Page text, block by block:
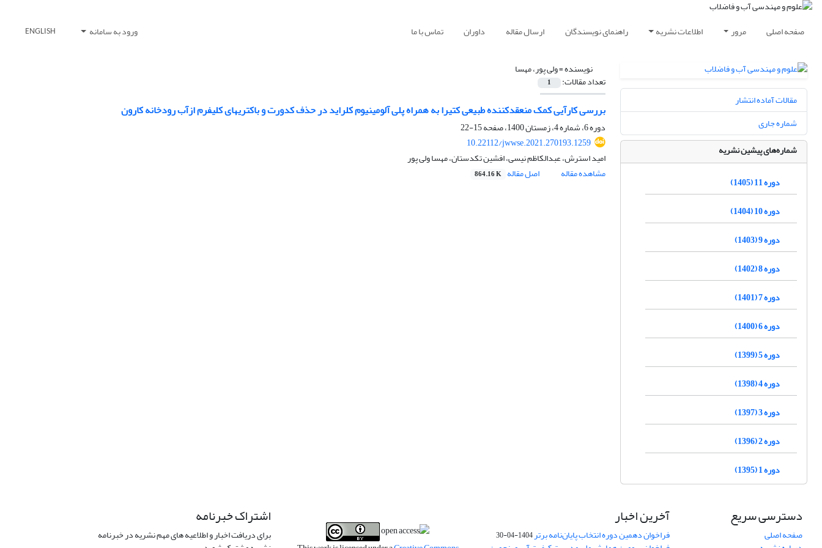
صفحه اصلی مرور اطلاعات نشریه راهنمای نویسندگان ارسال مقاله داوران تماس با ما ورود به سامانه ENGLISH
نویسنده =ولی پور، مهسا
تعداد مقالات: 1
بررسی کارآیی کمک منعقدکننده طبیعی کتیرا به همراه پلی آلومینیوم کلراید در حذف کدورت و باکتری‎های کلیفرم ازآب رودخانه کارون
دوره 6، شماره 4، زمستان 1400، صفحه
15-22
10.22112/jwwse.2021.270193.1259
امید استرش، عبدالکاظم نیسی، افشین تکدستان، مهسا ولی پور
مشاهده مقاله
اصل مقاله 864.16 K
مقالات آماده انتشار
شماره جاری
شماره‌های پیشین نشریه
دوره 11 (1405)
دوره 10 (1404)
دوره 9 (1403)
دوره 8 (1402)
دوره 7 (1401)
دوره 6 (1400)
دوره 5 (1399)
دوره 4 (1398)
دوره 3 (1397)
دوره 2 (1396)
دوره 1 (1395)
دسترسی سریع
صفحه اصلی
آخرین اخبار
فراخوان دهمین دوره انتخاب پایان‌نامه برتر1404-04-30
اشتراک خبرنامه
برای دریافت اخبار و اطلاعیه های مهم نشریه در خبرنامه